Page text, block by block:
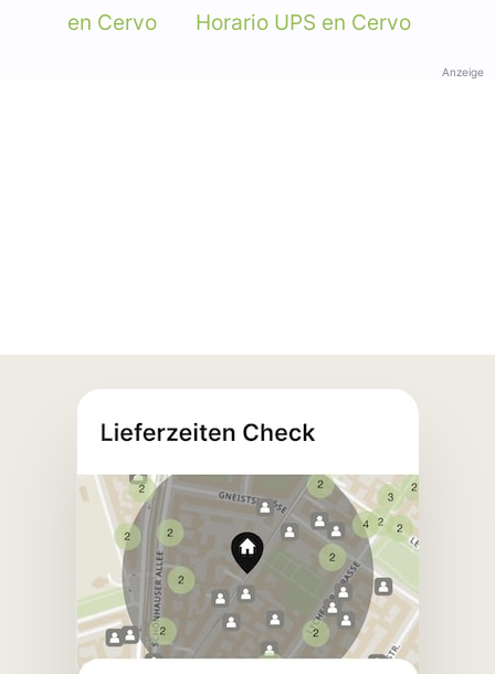
en Cervo
Horario UPS en Cervo
Anzeige